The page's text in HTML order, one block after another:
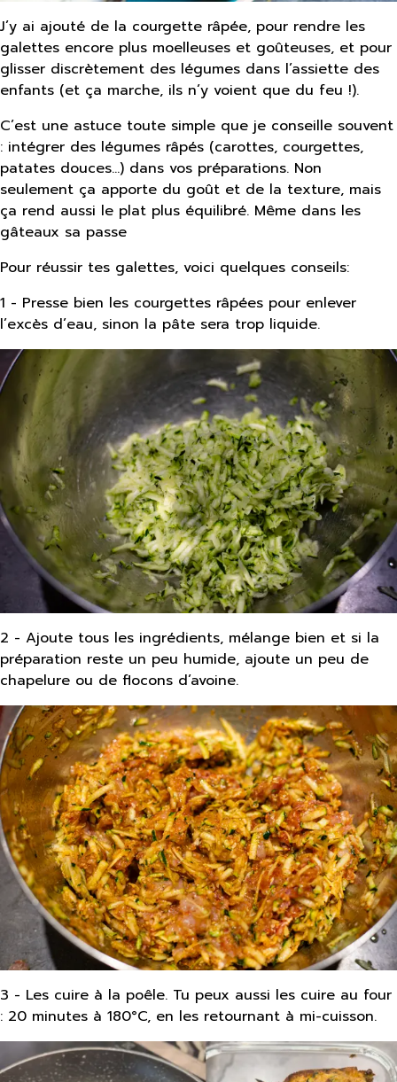
J’y ai ajouté de la courgette râpée, pour rendre les
galettes encore plus moelleuses et goûteuses, et pour
glisser discrètement des légumes dans l’assiette des
enfants (et ça marche, ils n’y voient que du feu !).
C’est une astuce toute simple que je conseille souvent
: intégrer des légumes râpés (carottes, courgettes,
patates douces…) dans vos préparations. Non
seulement ça apporte du goût et de la texture, mais
ça rend aussi le plat plus équilibré. Même dans les
gâteaux sa passe
Pour réussir tes galettes, voici quelques conseils:
1 - Presse bien les courgettes râpées pour enlever
l’excès d’eau, sinon la pâte sera trop liquide.
2 - Ajoute tous les ingrédients, mélange bien et si la
préparation reste un peu humide, ajoute un peu de
chapelure ou de flocons d’avoine.
3 - Les cuire à la poêle. Tu peux aussi les cuire au four
: 20 minutes à 180°C, en les retournant à mi-cuisson.